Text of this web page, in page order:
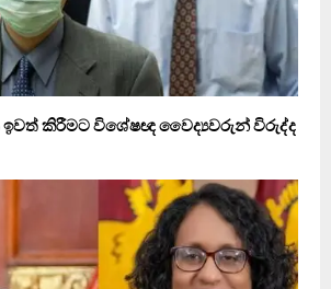
කිරීමට විශේෂඥ වෛද්‍යවරුන් විරුද්ද